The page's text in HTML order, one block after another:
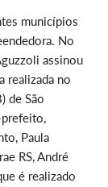
municípios
No
assinou
realizada no
de São
Paula
RS, André
é realizado